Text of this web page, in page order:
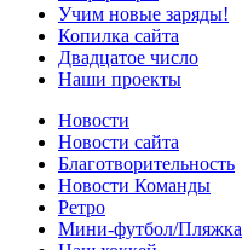
Учим новые заряды!
Копилка сайта
Двадцатое число
Наши проекты
Новости
Новости сайта
Благотворительность
Новости Команды
Ретро
Мини-футбол/Пляжка